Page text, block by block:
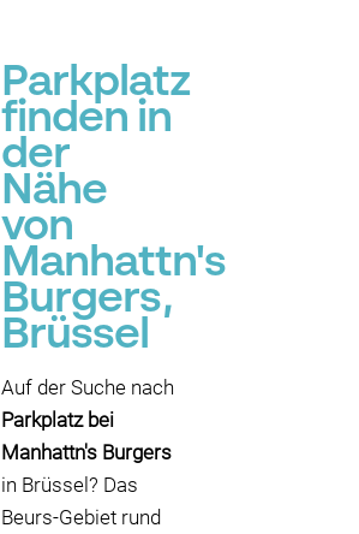
Parkplatz
finden in
der
Nähe
von
Manhattn's
Burgers,
Brüssel
Auf der Suche nach
Parkplatz bei
Manhattn's Burgers
in Brüssel? Das
Beurs-Gebiet rund